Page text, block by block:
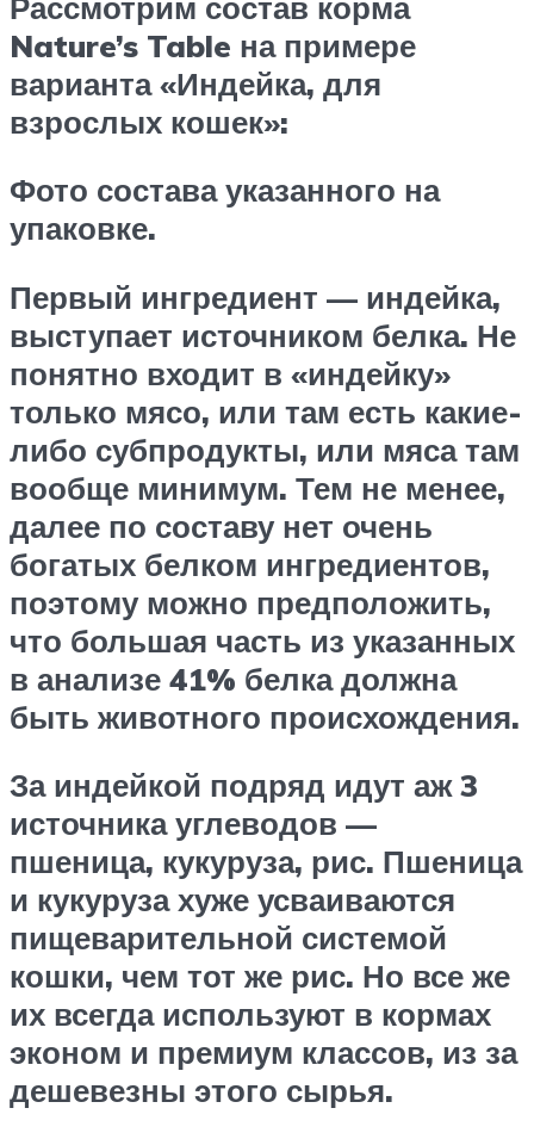
Nature’s Table на примере
варианта «Индейка, для
взрослых кошек»:
Фото состава указанного на
упаковке.
Первый ингредиент — индейка,
выступает источником белка. Не
понятно входит в «индейку»
только мясо, или там есть какие-
либо субпродукты, или мяса там
вообще минимум. Тем не менее,
далее по составу нет очень
богатых белком ингредиентов,
поэтому можно предположить,
что большая часть из указанных
в анализе 41% белка должна
быть животного происхождения.
За индейкой подряд идут аж 3
источника углеводов —
пшеница, кукуруза, рис. Пшеница
и кукуруза хуже усваиваются
пищеварительной системой
кошки, чем тот же рис. Но все же
их всегда используют в кормах
эконом и премиум классов, из за
дешевезны этого сырья.